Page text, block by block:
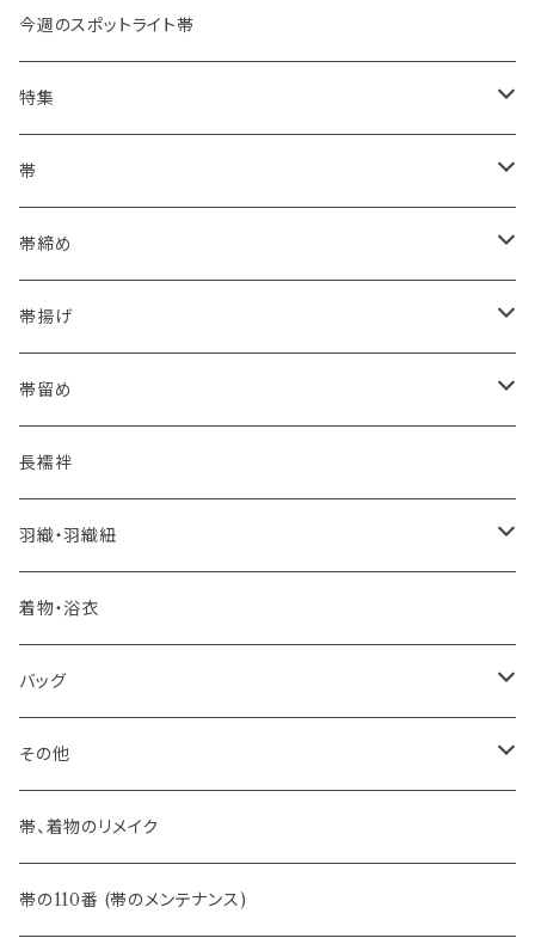
今週のスポットライト帯
特集
浴衣にも！夏の帯揚げ
海のいろ ～sea-green～
格ある夏の名古屋帯（都の絽綴れ）
おとなの浴衣(有松 鳴海絞り)
自宅で洗える！本麻長襦袢
憧れの高級カジュアル帯
河合美術織物 訪問着に合わせる袋帯
訪問着に合わせるフォーマル帯
３万円台♪高見え袋帯・名古屋帯
帯
- 博多帯
夏・単衣用(夏帯)
- 西陣織
夏・単衣用(夏帯)
- 紬帯・自然布
- 琉球帯
- 染め帯
- 袋帯・洒落袋帯
- 名古屋帯
八寸名古屋帯 (松葉仕立て)
- オールシーズン帯
- 夏帯
- 半幅帯
帯締め
- おびやオリジナル
- 細平唐組 (7mmスリム帯締め)
- 田中節子
帯揚げ
- おびやオリジナル
- 京都 三浦清商店
- 大津工房 荒尾ちどり
帯留め
-おびやオリジナル
長襦袢
羽織・羽織紐
-おびやオリジナル
着物・浴衣
バッグ
-おびやオリジナル
その他
-おびやオリジナル
-フィカレ
帯、着物のリメイク
帯の110番 (帯のメンテナンス)